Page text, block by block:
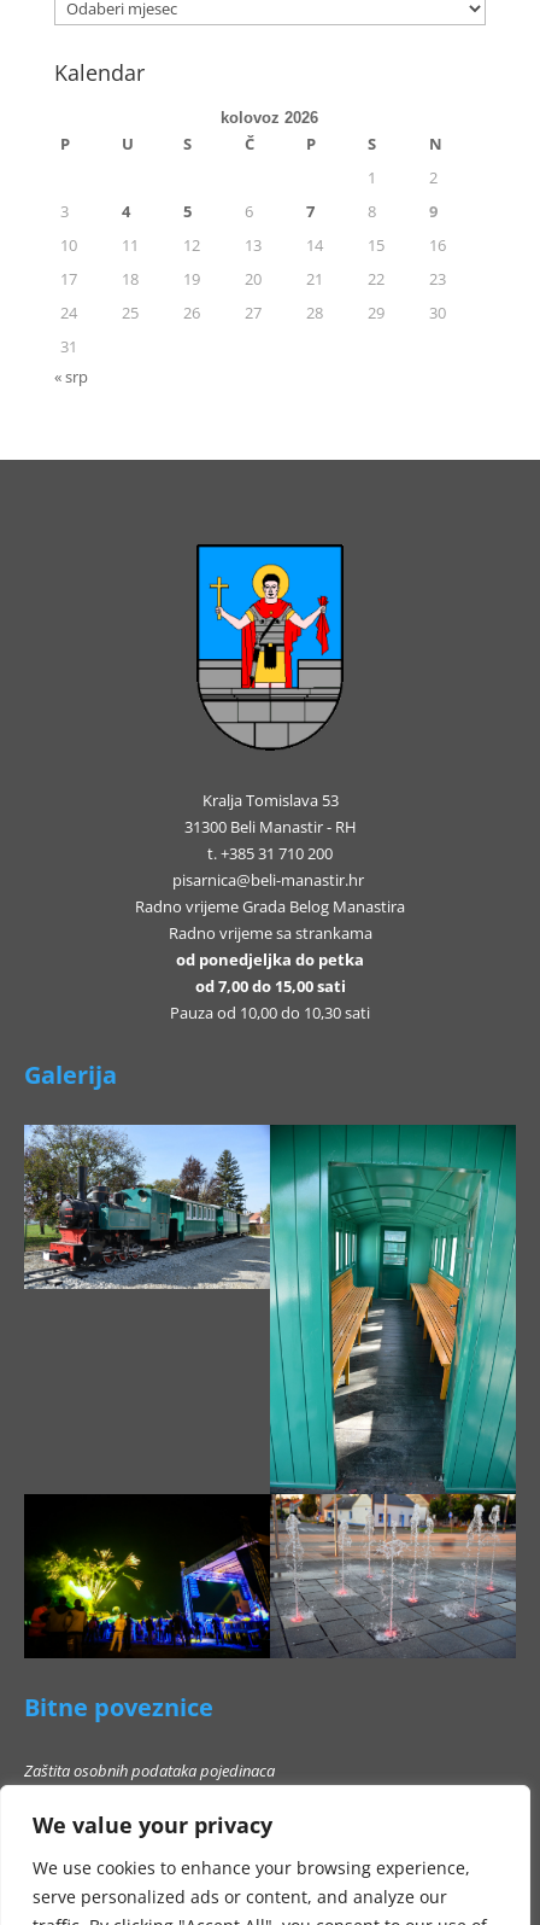
We value your privacy
We use cookies to enhance your browsing experience,
serve personalized ads or content, and analyze our
Kalendar
kolovoz 2026
P U S Č P S
N
1
2
3
4 5 6 7 8
9
10
11 12 13 14 15
16
17
18 19 20 21 22
23
24
25 26 27 28 29
30
31
« srp
Kralja Tomislava 53
31300 Beli Manastir - RH
t. +385 31 710 200
pisarnica@beli-manastir.hr
Radno vrijeme Grada Belog Manastira
Radno vrijeme sa strankama
od ponedjeljka do petka
od 7,00 do 15,00 sati
Pauza od 10,00 do 10,30 sati
Galerija
Bitne poveznice
Zaštita osobnih podataka pojedinaca
Popis poslovnih subjekata s kojima Grad Beli Manastir ne smije stupati u